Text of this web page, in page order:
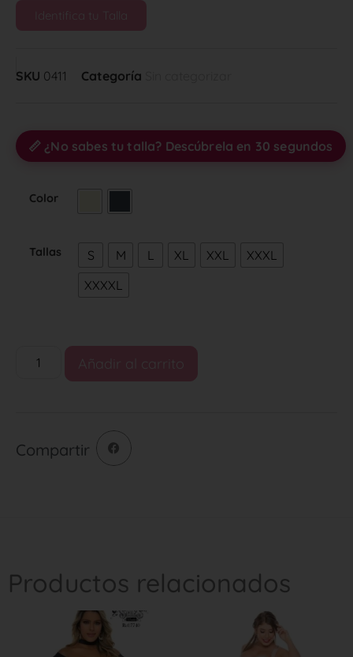
Identifica tu Talla
SKU 0411 Categoría
📏 ¿No sabes tu talla? Descúbrela en 30 segundos
Color
Tallas S M L XL XXL
XXXL
XXXXL
Añadir al carrito
Compartir
Productos relacionados